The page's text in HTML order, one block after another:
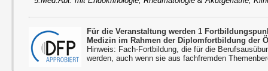
Für die Veranstaltung werden 1
Medizin im Rahmen der Diplomfortbildung der
Hinweis: Fach-Fortbildung, die für die
werden, auch wenn sie aus fachfremden